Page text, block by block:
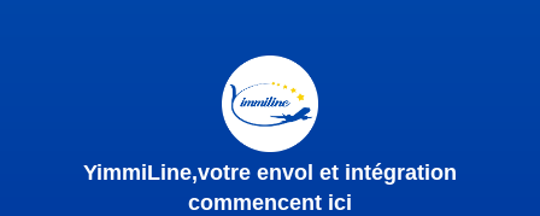
YimmiLine,votre envol et intégration
commencent ici